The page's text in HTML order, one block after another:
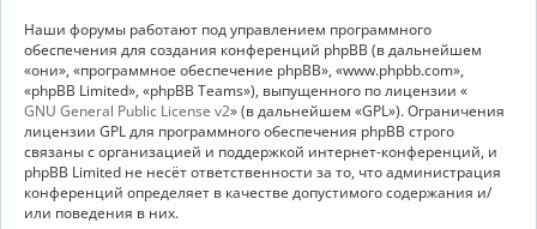
Наши форумы работают под управлением программного
обеспечения для создания конференций phpBB (в дальнейшем
«они», «программное обеспечение phpBB», «www.phpbb.com»,
«phpBB Limited», «phpBB Teams»), выпущенного по лицензии «
GNU General Public License v2» (в дальнейшем «GPL»). Ограничения
лицензии GPL для программного обеспечения phpBB строго
связаны с организацией и поддержкой интернет-конференций, и
phpBB Limited не несёт ответственности за то, что администрация
конференций определяет в качестве допустимого содержания и/
или поведения в них.